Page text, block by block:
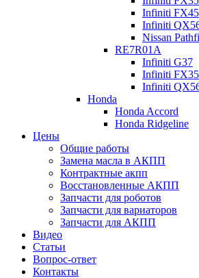
Infiniti FX45
Infiniti
Nissan
RE7R01A
Infiniti G37
Infiniti FX35
Infiniti
Honda
Honda Accord
Honda Ridgeline
Цены
Общие работы
Замена масла в АКПП
Контрактные акпп
Восстановленные АКПП
Запчасти для роботов
Запчасти для вариаторов
Запчасти для АКПП
Видео
Статьи
Вопрос-ответ
Контакты
Предыстория обращения.
Автомобиль привезли уже со снятой и
трансмиссией, которая находилась в
известно, по симптомам машина начала
поехал в какой-то сервис, где ему